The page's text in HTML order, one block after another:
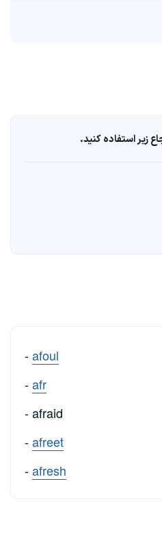
زیر استفاده کنید.
-afoul
-afr
- afraid
-afreet
-afresh